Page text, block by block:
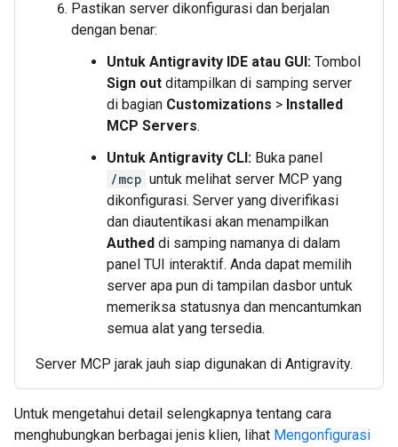
Pastikan server dikonfigurasi dan berjalan
dengan benar:
Untuk Antigravity IDE atau GUI: Tombol
Sign out ditampilkan di samping server
di bagian Customizations > Installed
MCP Servers.
Untuk Antigravity CLI: Buka panel
/mcp untuk melihat server MCP yang
dikonfigurasi. Server yang diverifikasi
dan diautentikasi akan menampilkan
Authed di samping namanya di dalam
panel TUI interaktif. Anda dapat memilih
server apa pun di tampilan dasbor untuk
memeriksa statusnya dan mencantumkan
semua alat yang tersedia.
Server MCP jarak jauh siap digunakan di Antigravity.
Untuk mengetahui detail selengkapnya tentang cara
menghubungkan berbagai jenis klien, lihat Mengonfigurasi